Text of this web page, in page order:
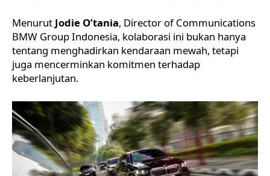
Menurut Jodie O’tania, Director of Communications
BMW Group Indonesia, kolaborasi ini bukan hanya
tentang menghadirkan kendaraan mewah, tetapi
juga mencerminkan komitmen terhadap
keberlanjutan.